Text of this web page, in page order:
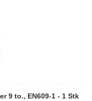
9 to., EN609-1 - 1 Stk